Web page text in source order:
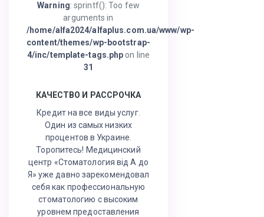
Warning: sprintf(): Too few
arguments in
/home/alfa2024/alfaplus.com.ua/www/wp-
content/themes/wp-bootstrap-
4/inc/template-tags.php on line
31
КАЧЕСТВО И РАССРОЧКА
Кредит на все виды услуг.
Один из самых низких
процентов в Украине.
Торопитесь! Медицинский
центр «Стоматология від А до
Я» уже давно зарекомендовал
себя как профессиональную
стоматологию с высоким
уровнем предоставления